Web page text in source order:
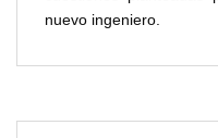
nuevo ingeniero.